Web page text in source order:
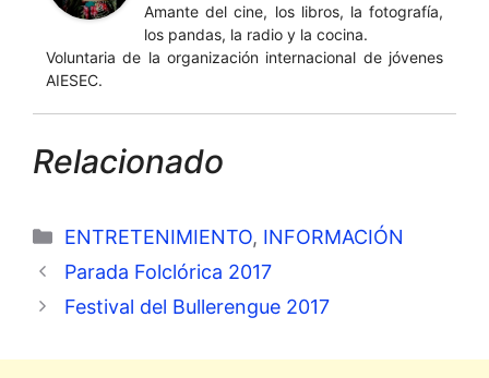
Amante del cine, los libros, la fotografía,
los pandas, la radio y la cocina.
Voluntaria de la organización internacional de jóvenes
AIESEC.
Relacionado
Categorías
ENTRETENIMIENTO, INFORMACIÓN
Parada Folclórica 2017
Festival del Bullerengue 2017